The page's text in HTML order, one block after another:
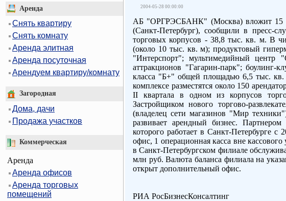
Аренда
Снять квартиру
Снять комнату
Аренда элитная
Аренда посуточная
Арендуем квартиру/комнату
Загородная
Дома, дачи
Продажа участков
Коммерческая
Аренда
Аренда офисов
Аренда торговых
помещений
2004-05-28 00:00:00
АБ "ОРГРЭСБАНК" (Москва) вложит 15
(Санкт-Петербург), сообщили в пресс-
торговых корпусов - 38,8 тыс. кв. м. В
(около 10 тыс. кв. м); продуктовый
"Интерспорт"; мультимедийный
аттракционов "Гагарин-парк";
класса "Б+" общей площадью 6,5 тыс. кв.
комплексе разместятся около 150
II квартала в одном из корпусов
Застройщиком нового торгово-
(владелец сети магазинов "Мир
развивает арендный бизнес.
которого работает в Санкт-Петербурге с
офис, 1 операционная касса вне
в Санкт-Петербургском филиале
млн руб. Валюта баланса филиала на
открыт дополнительный офис.
РИА РосБизнесКонсалтинг